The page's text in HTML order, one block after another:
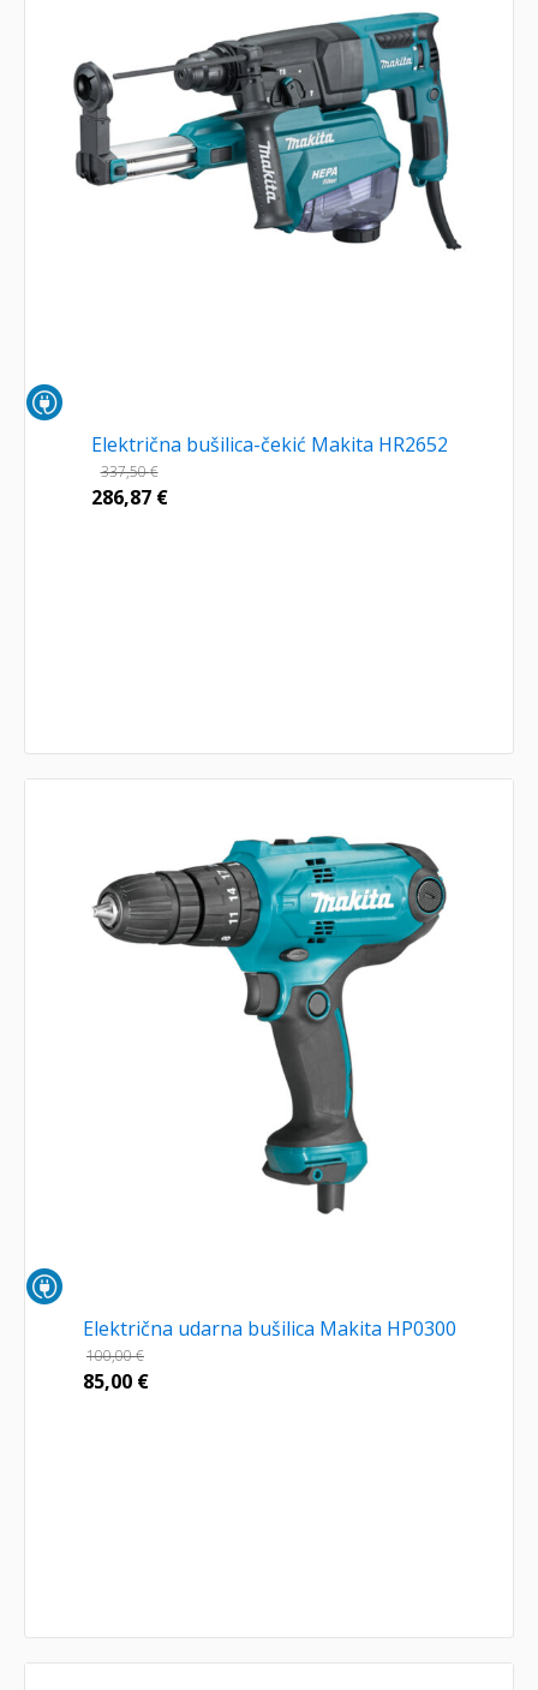
Električna bušilica-čekić Makita HR2652
337,50€
286,87 €
Električna udarna bušilica Makita HP0300
100,00€
85,00 €